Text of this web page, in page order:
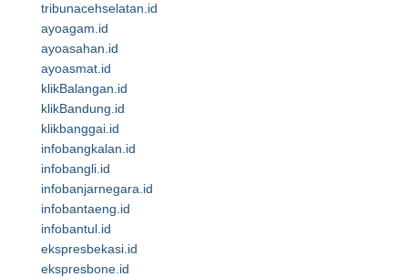
tribunacehselatan.id
ayoagam.id
ayoasahan.id
ayoasmat.id
klikBalangan.id
klikBandung.id
klikbanggai.id
infobangkalan.id
infobangli.id
infobanjarnegara.id
infobantaeng.id
infobantul.id
ekspresbekasi.id
ekspresbone.id